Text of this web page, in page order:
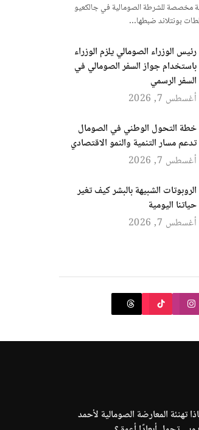
مخصصة للشرطة الصومالية في جالكعيو
بونتلاند ضبطها…
رئيس الوزراء الصومالي يلزم الوزراء
باستخدام جواز السفر الصومالي في
السفر الرسمي
أغسطس 7, 2026
خطة التحول الوطني في الصومال
تدعم مسار التنمية والنمو الاقتصادي
أغسطس 7, 2026
الروبوتات الشبيهة بالبشر كيف تغير
حياتنا اليومية
أغسطس 7, 2026
تهنئة المعارضة الصومالية لأحمد